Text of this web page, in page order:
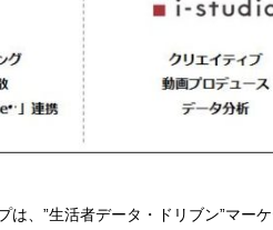
は、”生活者データ・ドリブン”マー